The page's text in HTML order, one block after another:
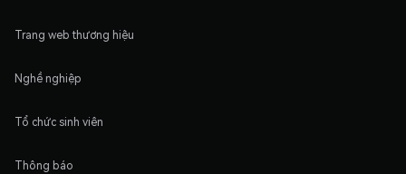
Trang web thương hiệu
Nghề nghiệp
Tổ chức sinh viên
Thông báo